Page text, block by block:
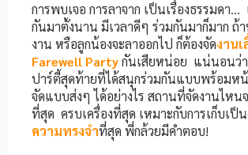
การพบเจอ การลาจาก เป็นเรื่องธรรมดา
กันมาตั้งนาน มีเวลาดีๆ ร่วมกันมาก็มาก ถ้
งาน หรือลูกน้องจะลาออกไป ก็ต้องจัดงานเ
Farewell Partyกันเสียหน่อย แน่นอนว่
ปาร์ตี้สุดท้ายที่ได้สนุกร่วมกันแบบพร้อมห
จัดแบบส่งๆ ได้อย่างไร สถานที่จัดงานไหน
ที่สุด ครบเครื่องที่สุด เหมาะกับการเก็บเป็น
ความทรงจำที่สุด พี่กล้วยมีคำตอบ!